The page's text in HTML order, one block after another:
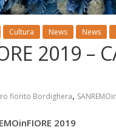
Cultura News News
2019 –
fiorito Bordighera,
2019